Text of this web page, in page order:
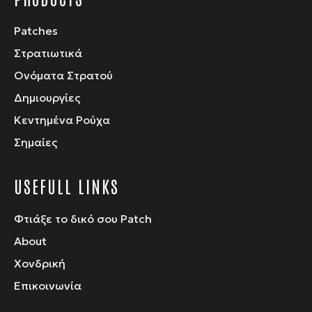
Patches
Στρατιωτικά
Ονόματα Στρατού
Δημιουργίες
Κεντημένα Ρούχα
Σημαίες
USEFULL LINKS
Φτιάξε το δικό σου Patch
About
Χονδρική
Επικοινωνία